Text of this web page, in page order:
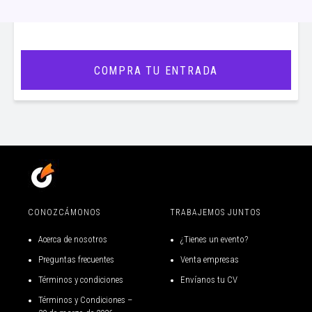
COMPRA TU ENTRADA
CONOZCÁMONOS
Acerca de nosotros
Preguntas frecuentes
Términos y condiciones
Términos y Condiciones –
TRABAJEMOS JUNTOS
¿Tienes un evento?
Venta empresas
Envíanos tu CV